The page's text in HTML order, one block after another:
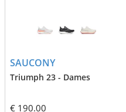
SAUCONY
Triumph 23 - Dames
€ 190.00